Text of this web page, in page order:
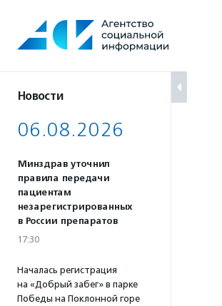
содержанию
Новости
06.08.2026
Минздрав уточнил
правила передачи
пациентам
незарегистрированных
в России препаратов
17:30
Началась регистрация
на «Добрый забег» в парке
Победы на Поклонной горе